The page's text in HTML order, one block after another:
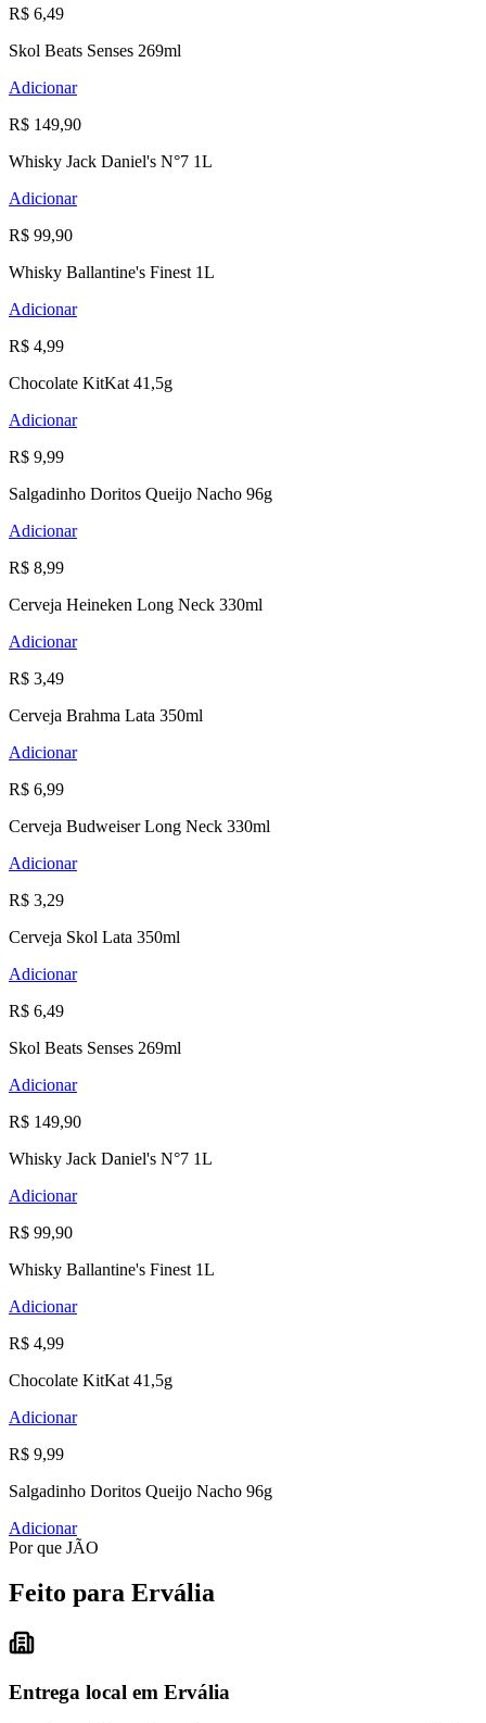
R$ 6,49
Skol Beats Senses 269ml
Adicionar
R$ 149,90
Whisky Jack Daniel's N°7 1L
Adicionar
R$ 99,90
Whisky Ballantine's Finest 1L
Adicionar
R$ 4,99
Chocolate KitKat 41,5g
Adicionar
R$ 9,99
Salgadinho Doritos Queijo Nacho 96g
Adicionar
R$ 8,99
Cerveja Heineken Long Neck 330ml
Adicionar
R$ 3,49
Cerveja Brahma Lata 350ml
Adicionar
R$ 6,99
Cerveja Budweiser Long Neck 330ml
Adicionar
R$ 3,29
Cerveja Skol Lata 350ml
Adicionar
R$ 6,49
Skol Beats Senses 269ml
Adicionar
R$ 149,90
Whisky Jack Daniel's N°7 1L
Adicionar
R$ 99,90
Whisky Ballantine's Finest 1L
Adicionar
R$ 4,99
Chocolate KitKat 41,5g
Adicionar
R$ 9,99
Salgadinho Doritos Queijo Nacho 96g
Adicionar
Por que JÃO
Feito para Ervália
Entrega local em Ervália